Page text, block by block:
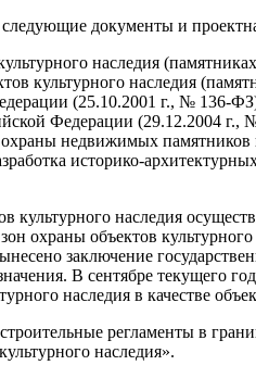
документы и
наследия
культурного наследия
(25.10.2001 г., № 136-
Федерации (29.12.2004 г.,
недвижимых
историко-
культурного наследия
охраны объектов
заключение
В сентябре текущего
наследия в качестве
регламенты в
наследия».